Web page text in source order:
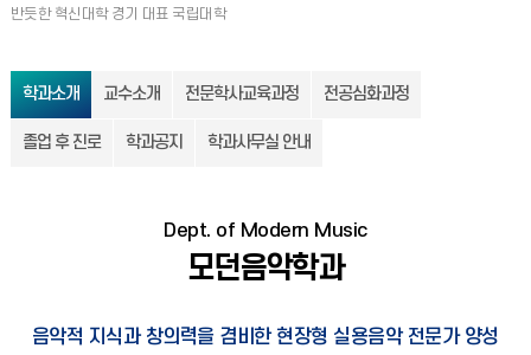
학과소개 교수소개 전문학사교육과정 전공심화과정
졸업 후 진로 학과공지 학과사무실 안내
Dept. of Modern Music
모던음악학과
음악적 지식과 창의력을 겸비한 현장형 실용음악 전문가 양성